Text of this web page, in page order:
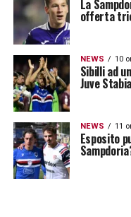
settore giovanile
un profilo
del club. Proprio
come alternativa
significato
mondo Samp.
Tuttavia, l’ipotesi
essere quella di
La
offerta
NEWS 10
Sibilli ad
Juve
NEWS 11
Esposito